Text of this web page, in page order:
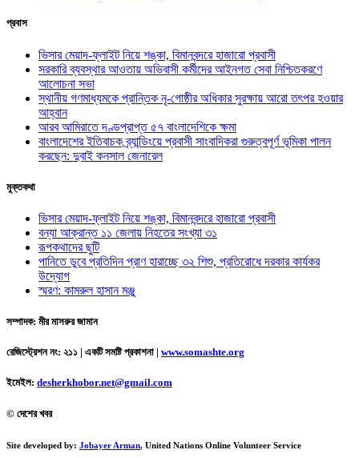
প্রবাস
ভিসার মেয়াদ-ফ্লাইট নিয়ে শঙ্কা, বিমানবন্দরে হাজারো প্রবাসী
সরকারি ব্যবস্থার আওতায় অভিবাসী কর্মীদের আইনগত সেবা নিশ্চিতকরণে
আলোচনা সভা
স্থানীয় গণমাধ্যমকে প্রান্তিক নৃ-গোষ্ঠীর অধিকার সুরক্ষায় আরো তৎপর হওয়ার
আহ্বান
আরব আমিরাতে দণ্ডপ্রাপ্ত ৫৭ বাংলাদেশিকে ক্ষমা
বাংলাদেশের ইতিবাচক ব্র্যান্ডিংয়ে প্রবাসী সাংবাদিকরা গুরুত্বপূর্ণ ভূমিকা পালন
করছেন: দুবাই কনসাল জেনারেল
মুক্তকথা
ভিসার মেয়াদ-ফ্লাইট নিয়ে শঙ্কা, বিমানবন্দরে হাজারো প্রবাসী
বন্যা আক্রান্ত ১১ জেলায় নিহতের সংখ্যা ৩১
রূপকথাদের ছুটি
পানিতে ডুবে প্রতিদিন প্রাণ হারাচ্ছে ৩২ শিশু, প্রতিরোধে দরকার কার্যকর
উদ্যোগ
স্মরণ: কামরুল হাসান মঞ্জু
সম্পাদক: মীর মাসরুর জামান
রেজিস্ট্রেশন নং: ২১১ | একটি সমষ্টি প্রকাশনা | www.somashte.org
ইমেইল: desherkhobor.net@gmail.com
© দেশের খবর
Site developed by: Jobayer Arman, United Nations Online Volunteer Service